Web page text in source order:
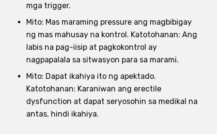
mga trigger.
Mito: Mas maraming pressure ang magbibigay
ng mas mahusay na kontrol. Katotohanan: Ang
labis na pag-iisip at pagkokontrol ay
nagpapalala sa sitwasyon para sa marami.
Mito: Dapat ikahiya ito ng apektado.
Katotohanan: Karaniwan ang erectile
dysfunction at dapat seryosohin sa medikal na
antas, hindi ikahiya.